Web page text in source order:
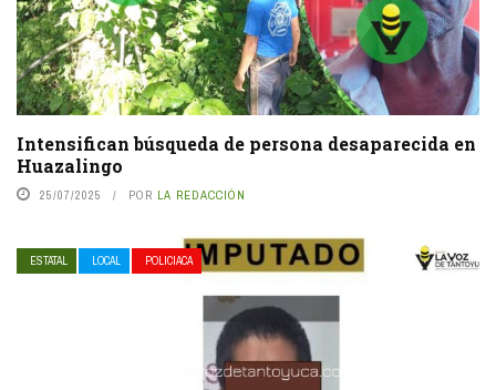
Intensifican búsqueda de persona desaparecida en
Huazalingo
25/07/2025 POR LA REDACCIÓN
ESTATAL LOCAL POLICIACA